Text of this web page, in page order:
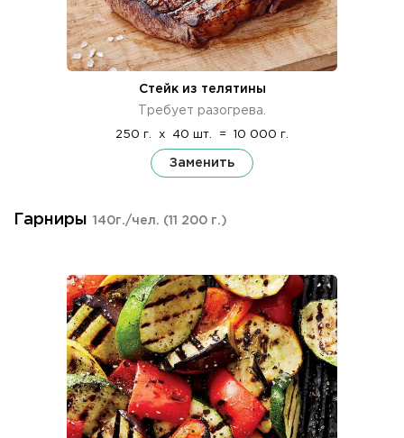
Стейк из телятины
Требует разогрева.
250 г. x 40 шт. = 10 000 г.
Заменить
Гарниры 140г./чел. (11 200 г.)